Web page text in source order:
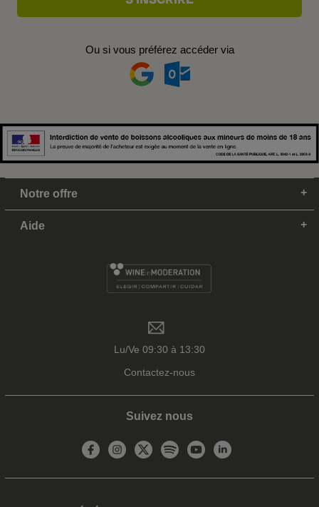
Ou si vous préférez accéder via
Notre offre
Aide
Lu/Ve 09:30 à 13:30
Contactez-nous
Suivez nous